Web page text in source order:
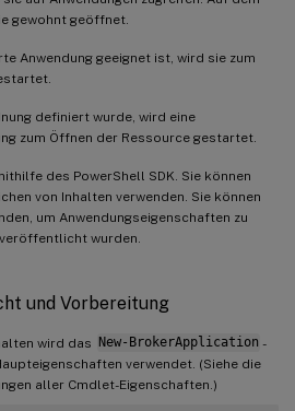
gewohnt geöffnet.
Anwendung geeignet ist, wird sie zum
definiert wurde, wird eine
zum Öffnen der Ressource gestartet.
des PowerShell SDK. Sie können
von Inhalten verwenden. Sie können
um Anwendungseigenschaften zu
wurden.
und Vorbereitung
wird das New-BrokerApplication -
verwendet. (Siehe die
aller Cmdlet-Eigenschaften.)